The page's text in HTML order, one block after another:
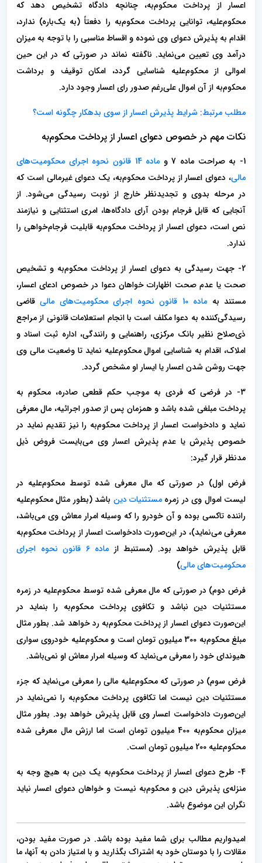
اعسار از پرداخت محکوم‌به، چنانچه دادگاه تشخیص دهد که
محکوم‌علیه، توانایی پرداخت محکوم‌به را دفعتاً (به یک‌باره) ندارد،
اقدام به پذیرش دعوای وی نموده و اقساط مناسبی را با توجه به میزان
درآمد وی تعیین می‌نماید. ناگفته نماند در صورتی که در این حین
اموالی از محکوم‌علیه شناسایی گردد، امکان توقیف و برداشت
محکوم‌به از آن اموال علی‌رغم صدور رای اعسار وجود دارد.
مطلب مرتبط: شرایط پذیرش اعسار از سوی بدهکار چگونه است؟
نکات مهم در خصوص دعوای اعسار از پرداخت محکوم‌به
1- به صراحت ماده 7 و
ماده 14 قانون نحوه اجرای محکومیت‌های
مالی، دعوای اعسار از پرداخت محکوم‌به، یک دعوای غیرمالی است که
در مرحله بدوی و تجدیدنظر خارج از نوبت رسیدگی می‌شود. از
آنجایی که قابل فرجام بودن آرای دادگاه‌ها، امری استثنایی و نیازمند
نص است، دعوای اعسار از پرداخت محکوم‌به قابلیت فرجام‌خواهی را
ندارد.
2- جهت رسیدگی به دعوای اعسار از پرداخت محکوم‌به و تشخیص
صحت یا عدم صحت اظهارات خواهان دعوا در خصوص ادعای اعسار،
مستند به ماده 10 قانون نحوه اجرای محکومیت‌های مالی
قاضی
رسیدگی‌کننده به دعوا مکلف است با انجام استعلامات قانونی از مراجع
ذی‌صلاح نظیر بانک مرکزی، راهنمایی و رانندگی، اداره ثبت اسناد و
املاک، اقدام به شناسایی اموال محکوم‌علیه نماید تا وضعیت مالی وی
جهت روشن شدن اعسار یا ایسار او مشخص گردد.
3- در فرضی که فردی به موجب حکم قطعی صادره، محکوم به
پرداخت مبلغی شده باشد و همزمان پس از صدور اجرائیه، مال معرفی
نماید و دادخواست اعسار از پرداخت محکوم‌به را نیز تقدیم نماید در
خصوص پذیرش یا عدم پذیرش اعسار وی می‌بایست فروض ذیل
مدنظر قرار گیرد:
فرض اول) در صورتی که مال معرفی شده توسط محکوم‌علیه در
لیست اموال وی در زمره مستثنیات دین باشد (بطور مثال محکوم‌علیه
راننده تاکسی بوده و آن خودرو را که وسیله امرار معاش وی می‌باشد،
معرفی می‌نماید)، در این‌صورت دادخواست اعسار از پرداخت محکوم‌به
قابل پذیرش خواهد بود. (مستنبط از
ماده 6 قانون نحوه اجرای
محکومیت‌های مالی)
فرض دوم) در صورتی که مال معرفی شده توسط محکوم‌علیه در زمره
مستثنیات دین نباشد و تکافوی پرداخت محکوم‌به را بنماید در
این‌صورت دعوای اعسار از پرداخت محکوم‌به رد خواهد شد. بطور مثال
مبلغ محکوم‌به 300 میلیون تومان است و محکوم‌علیه خودروی سواری
هیوندای خود را معرفی می‌نماید که وسیله امرار معاش او نمی‌باشد.
فرض سوم) در صورتی که محکوم‌علیه مالی را معرفی می‌نماید که جزء
مستثنیات دین نیست اما تکافوی پرداخت محکوم‌به را نمی‌نماید در
این‌صورت دادخواست اعسار وی قابل پذیرش خواهد بود. بطور مثال
میزان محکوم‌به 400 میلیون تومان است اما ارزش مال معرفی شده
محکوم‌علیه 200 میلیون تومان است.
4- طرح دعوای اعسار از پرداخت محکوم‌به یک دین به هیچ وجه به
منزله‌ی پذیرش دین و محکوم‌به نیست و خواهان دعوای اعسار نباید
نگران این موضوع باشد.
امیدواریم مطالب برای شما مفید بوده باشد. در صورت مفید بودن،
مقالات را با دوستان خود به اشتراک بگذارید و با امتیاز دادن به آنها، ما